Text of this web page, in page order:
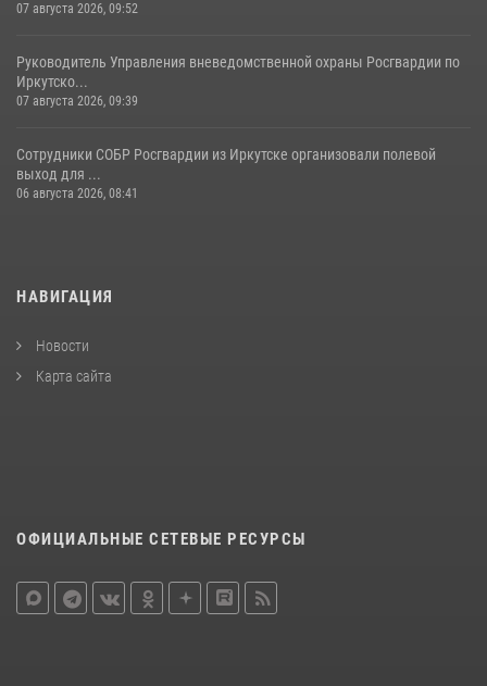
07 августа 2026, 09:52
Руководитель Управления вневедомственной охраны Росгвардии по
Иркутско...
07 августа 2026, 09:39
Сотрудники СОБР Росгвардии из Иркутске организовали полевой
выход для ...
06 августа 2026, 08:41
НАВИГАЦИЯ
Новости
Карта сайта
ОФИЦИАЛЬНЫЕ СЕТЕВЫЕ РЕСУРСЫ